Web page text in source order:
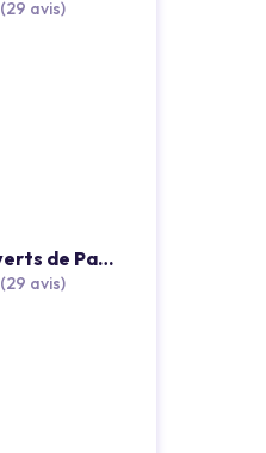
(29 avis)
Cluedo dans les Passages Couverts de Paris
(29 avis)